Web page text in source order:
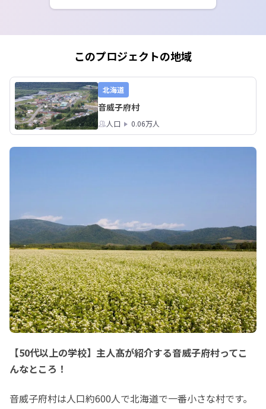
に進めるため、各コースの応募締切を
新たに設定しました。
実地コース：2026年7月31日締切
二拠点コース：2026年8月16日一次締
切
実地コースを希望しているものの、仕
事やご家族との調整などにより、7月31
主人髙は、これまでの仕事や子育て、
人生の中で積み重ねてきた知識や経験
を生かし、音威子府村をフィールド
に、新しいビジネスや地域活動へ挑戦
する50代以上の方のための学校です。
「これまでの経験を生かして、何かを
始めたい」
「地域のために、自分にできることを
そうした思いはあっても、具体的な進
め方や必要な知識、仲間のつくり方が
こともあると思います。
このプロジェクトの地域
北海道
音威子府村
人口 0.06万人
【50代以上の学校】主人髙が紹介する音威子府村ってこ
んなところ！
音威子府村は人口約600人で北海道で一番小さな村です。